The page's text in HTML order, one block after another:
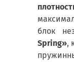
блок
Spring»,